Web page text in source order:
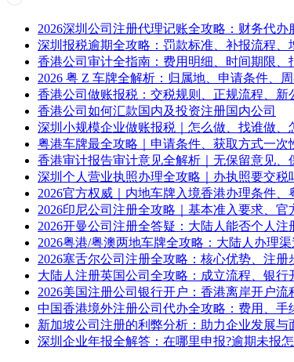
2026深圳公司注册代理记账全攻略：财务代
深圳报税逾期全攻略：罚款标准、补报流程、
香港公司审计全指南：费用明细、时间期限、
2026 粤 Z 车牌全解析：归属地、申请条件、
香港公司做账报税：交税规则、正规流程、新
香港公司如何汇款国内及投资注册国内公司
深圳小规模企业做账报税｜怎么做、找谁做、
粤港车牌最全攻略｜申请条件、获取方式一次
香港审计报告审计意见全解析｜无保留意见、
深圳个人营业执照办理全攻略｜办执照要交税
2026官方权威｜内地车牌入境香港办理条件
2026印尼公司注册全攻略｜基本准入要求、
2026开曼公司注册全答疑：大陆人能否个人
2026粤港/粤澳两地车牌全攻略：大陆人办理
2026塞舌尔公司注册全攻略：核心优势、注
大陆人注册英国公司全攻略：成立流程、银行
2026美国注册公司银行开户：香港离岸开户
中国香港境外注册公司代办全攻略：费用、手
新加坡公司注册的利弊分析：助力企业发展与
深圳企业年报全解答：在哪里申报?逾期未报